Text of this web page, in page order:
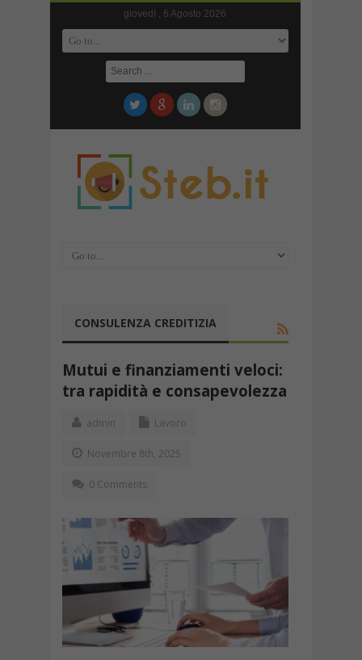
giovedì , 6 Agosto 2026
CONSULENZA CREDITIZIA
Mutui e finanziamenti veloci:
tra rapidità e consapevolezza
admin Lavoro
Novembre 8th, 2025
0 Comments